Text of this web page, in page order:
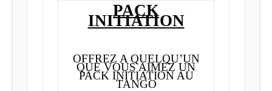
PACK
INITIATION
OFFREZ A QUELQU’UN
QUE VOUS AIMEZ UN
PACK INITIATION AU
TANGO